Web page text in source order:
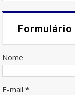
Formulário
Nome
E-mail *